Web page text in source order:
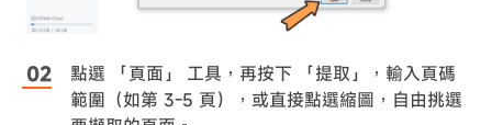
點選 「頁面」 工具，再按下 「提取」，輸入頁碼
範圍（如第 3-5 頁），或直接點選縮圖，自由挑選